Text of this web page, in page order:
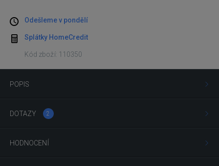
Odešleme v pondělí
Splátky HomeCredit
Kód zboží: 110350
POPIS
DOTAZY 2
HODNOCENÍ